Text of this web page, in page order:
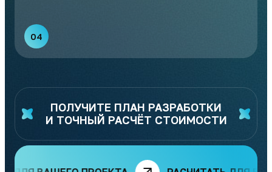
04
ПОЛУЧИТЕ ПЛАН РАЗРАБОТКИ
И ТОЧНЫЙ РАСЧЁТ СТОИМОСТИ